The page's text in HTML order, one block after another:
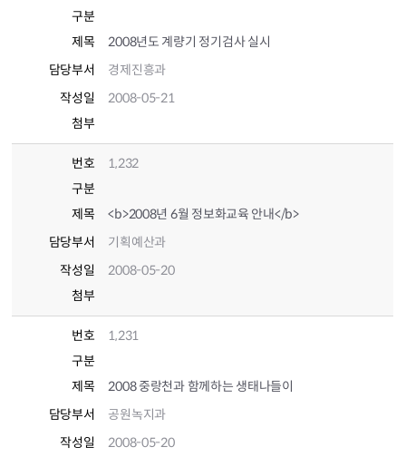
구분
제목
2008년도 계량기 정기검사 실시
담당부서
경제진흥과
작성일
2008-05-21
첨부
번호
1,232
구분
제목
<b>2008년 6월 정보화교육 안내</b>
담당부서
기획예산과
작성일
2008-05-20
첨부
번호
1,231
구분
제목
2008 중랑천과 함께하는 생태나들이
담당부서
공원녹지과
작성일
2008-05-20